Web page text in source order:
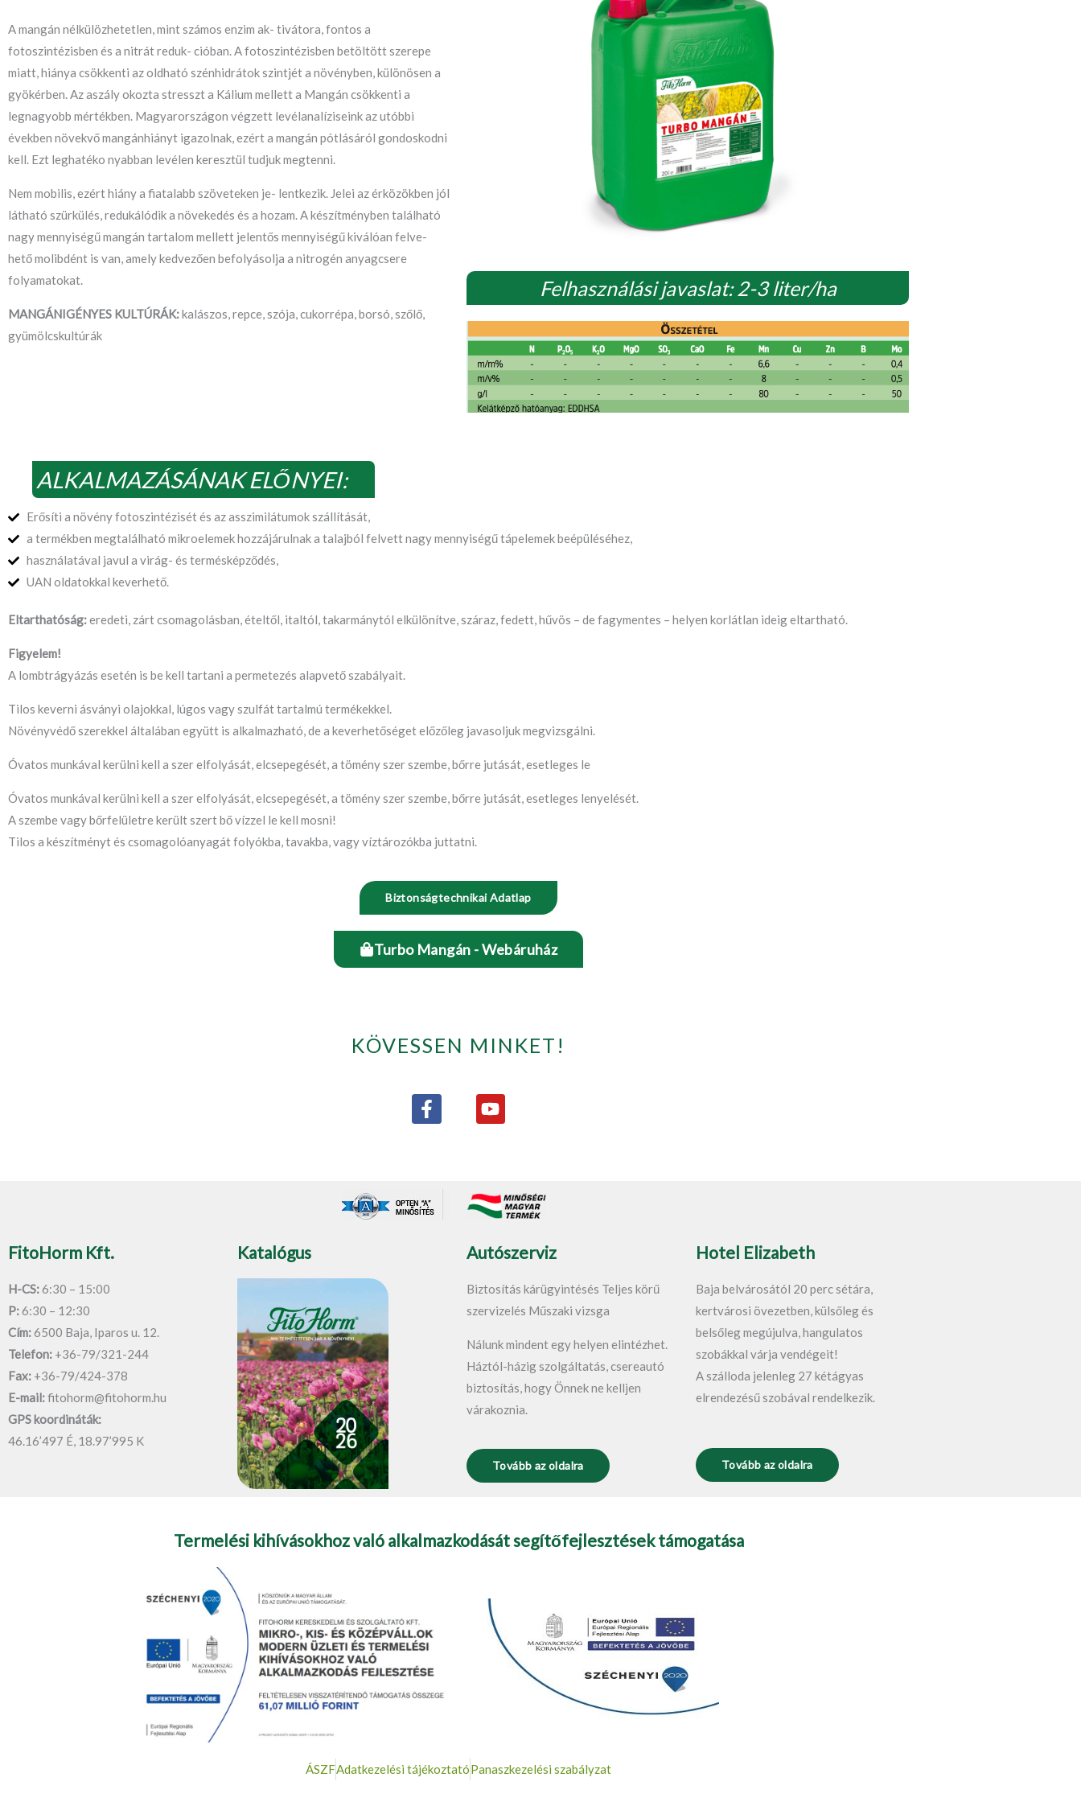
A mangán nélkülözhetetlen, mint számos enzim ak- tivátora, fontos a
fotoszintézisben és a nitrát reduk- cióban. A fotoszintézisben betöltött szerepe
miatt, hiánya csökkenti az oldható szénhidrátok szintjét a növényben, különösen a
gyökérben. Az aszály okozta stresszt a Kálium mellett a Mangán csökkenti a
legnagyobb mértékben. Magyarországon végzett levélanalíziseink az utóbbi
években növekvő mangánhiányt igazolnak, ezért a mangán pótlásáról gondoskodni
kell. Ezt leghatéko nyabban levélen keresztül tudjuk megtenni.
Nem mobilis, ezért hiány a fiatalabb szöveteken je- lentkezik. Jelei az érközökben jól
látható szürkülés, redukálódik a növekedés és a hozam. A készítményben található
nagy mennyiségű mangán tartalom mellett jelentős mennyiségű kiválóan felve-
hető molibdént is van, amely kedvezően befolyásolja a nitrogén anyagcsere
folyamatokat.
MANGÁNIGÉNYES KULTÚRÁK:kalászos, repce, szója, cukorrépa, borsó, szőlő,
gyümölcskultúrák
Felhasználási javaslat: 2-3 liter/ha
ALKALMAZÁSÁNAK ELŐNYEI:
Erősíti a növény fotoszintézisét és az asszimilátumok szállítását,
a termékben megtalálható mikroelemek hozzájárulnak a talajból felvett nagy mennyiségű tápelemek beépüléséhez,
használatával javul a virág- és termésképződés,
UAN oldatokkal keverhető.
Eltarthatóság:eredeti, zárt csomagolásban, ételtől, italtól, takarmánytól elkülönítve, száraz, fedett, hűvös – de fagymentes – helyen korlátlan ideig eltartható.
Figyelem!
A lombtrágyázás esetén is be kell tartani a permetezés alapvető szabályait.
Tilos keverni ásványi olajokkal, lúgos vagy szulfát tartalmú termékekkel.
Növényvédő szerekkel általában együtt is alkalmazható, de a keverhetőséget előzőleg javasoljuk megvizsgálni.
Óvatos munkával kerülni kell a szer elfolyását, elcsepegését, a tömény szer szembe, bőrre jutását, esetleges le
Óvatos munkával kerülni kell a szer elfolyását, elcsepegését, a tömény szer szembe, bőrre jutását, esetleges lenyelését.
A szembe vagy bőrfelületre került szert bő vízzel le kell mosni!
Tilos a készítményt és csomagolóanyagát folyókba, tavakba, vagy víztározókba juttatni.
Biztonságtechnikai Adatlap
Turbo Mangán - Webáruház
KÖVESSEN MINKET!
F
a
o
o
Y
o
b
e
FitoHorm Kft.
H-CS:6:30 – 15:00
P:6:30 – 12:30
Cím:6500 Baja, Iparos u. 12.
Telefon: +36-79/321-244
Fax: +36-79/424-378
E-mail:fitohorm@fitohorm.hu
GPS koordináták:
46.16’497 É, 18.97’995 K
Katalógus Autószerviz
Biztosítás kárügyintésés Teljes körű
szervizelés Műszaki vizsga
Nálunk mindent egy helyen elintézhet.
Háztól-házig szolgáltatás, csereautó
biztosítás, hogy Önnek ne kelljen
várakoznia.
Tovább az oldalra
Hotel Elizabeth
Baja belvárosától 20 perc sétára,
kertvárosi övezetben, külsőleg és
belsőleg megújulva, hangulatos
szobákkal várja vendégeit!
A szálloda jelenleg 27 kétágyas
elrendezésű szobával rendelkezik.
Tovább az oldalra
Termelési kihívásokhoz való alkalmazkodását segítőfejlesztések támogatása
ÁSZFAdatkezelési tájékoztatóPanaszkezelési szabályzat